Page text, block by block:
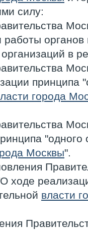
силу:
работы
организаций в
принципа
города
"одного
Москвы".
ходе
власти